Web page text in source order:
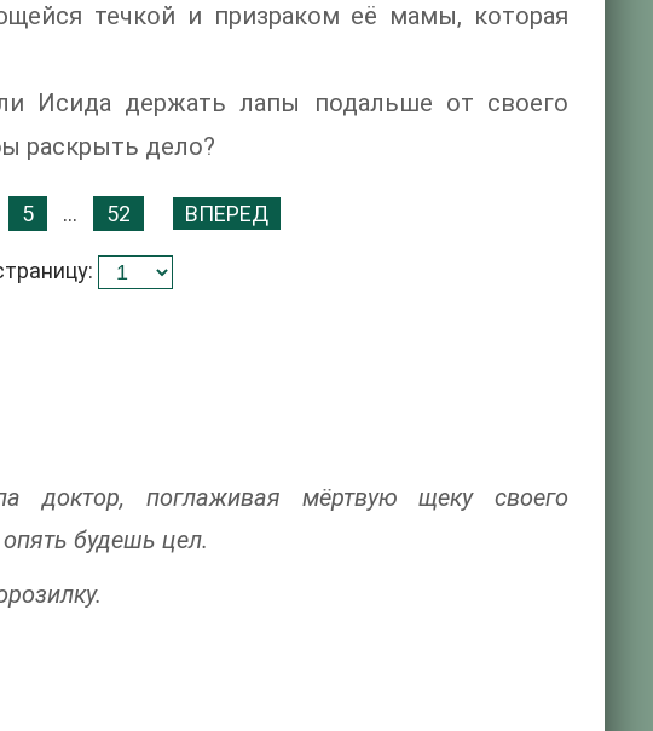
течкой и призраком её мамы, которая
Исида держать лапы подальше от своего
раскрыть дело?
5 ... 52 ВПЕРЕД
поглаживая мёртвую щеку своего
будешь цел.